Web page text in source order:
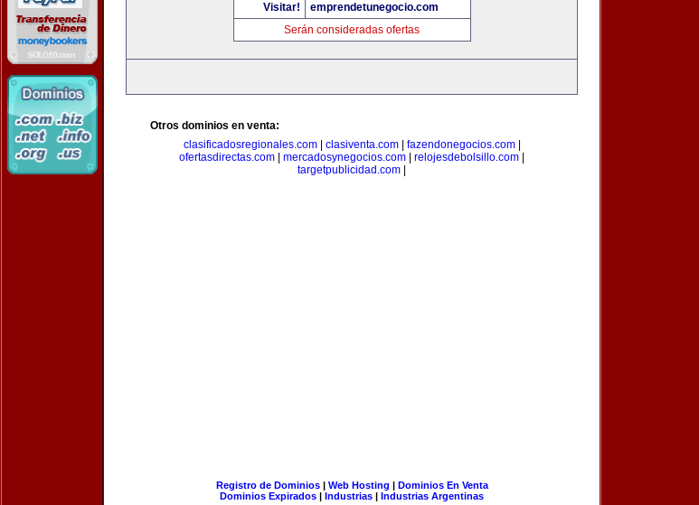
Visitar!
emprendetunegocio.com
Serán consideradas ofertas
Otros dominios en venta:
clasificadosregionales.com| clasiventa.com| fazendonegocios.com|
ofertasdirectas.com
mercadosynegocios.com relojesdebolsillo.com
targetpublicidad.com
Registro de Dominios| Web Hosting | Dominios En Venta
Dominios Expirados | Industrias | Industrias Argentinas